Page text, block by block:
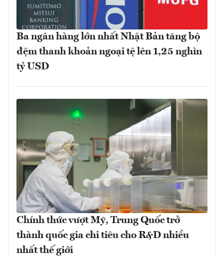
Ba ngân hàng lớn nhất Nhật Bản tăng bộ
đệm thanh khoản ngoại tệ lên 1,25 nghìn
tỷ USD
Chính thức vượt Mỹ, Trung Quốc trở
thành quốc gia chi tiêu cho R&D nhiều
nhất thế giới